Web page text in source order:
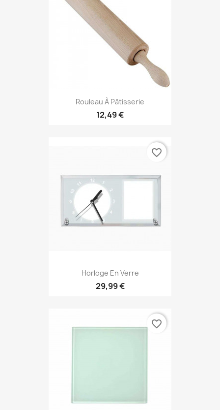
Rouleau À Pâtisserie
12,49 €
Horloge En Verre
29,99 €
favorite_border
favorite_border